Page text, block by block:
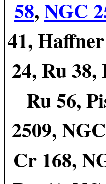
58,NGC
41,
24, Ru
Ru 56,
2509,
Cr 168,